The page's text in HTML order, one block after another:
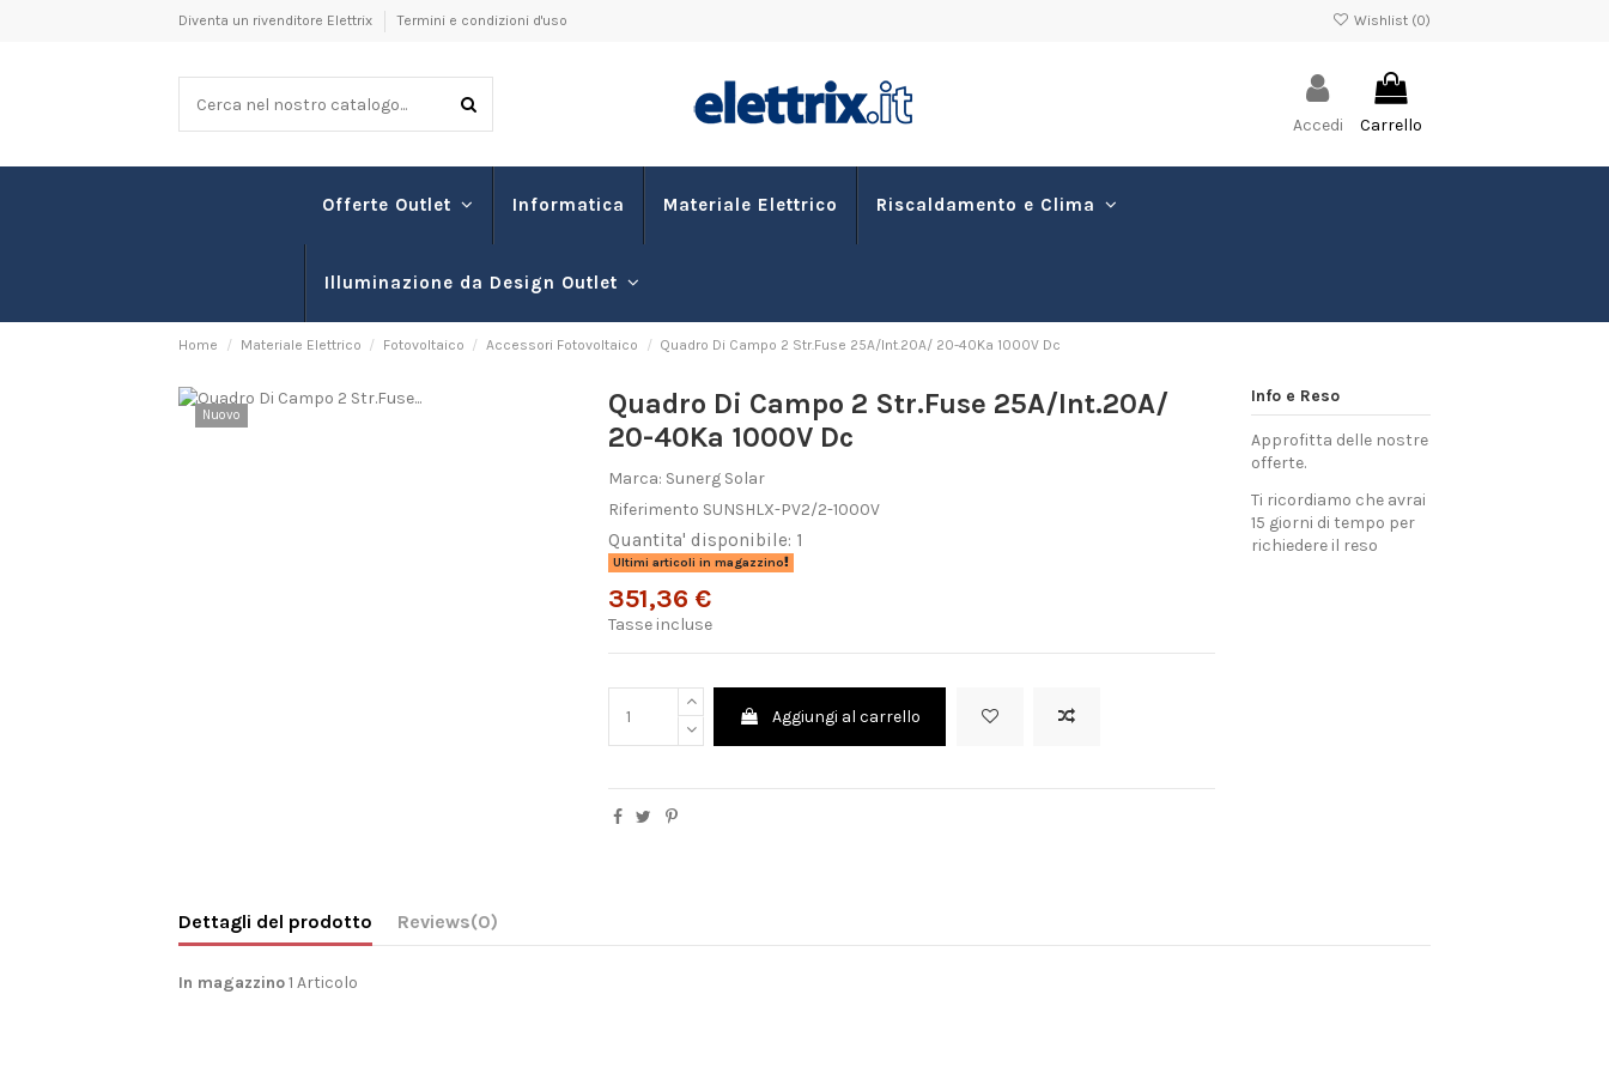
Diventa un rivenditore Elettrix Termini e condizioni d'uso Wishlist (0)
Accedi Carrello
Offerte Outlet Informatica Materiale Elettrico Riscaldamento e Clima
Illuminazione da Design Outlet
Home Materiale Elettrico Fotovoltaico Accessori Fotovoltaico Quadro Di Campo 2 Str.Fuse 25A/Int.20A/ 20-40Ka 1000V Dc
Nuovo
Quadro Di Campo 2 Str.Fuse 25A/Int.20A/
20-40Ka 1000V Dc
Marca: Sunerg Solar
Riferimento SUNSHLX-PV2/2-1000V
Quantita' disponibile: 1
Ultimi articoli in magazzino
351,36 €
Tasse incluse
Aggiungi al carrello
Info e Reso
Approfitta delle nostre
offerte.
Ti ricordiamo che avrai
15 giorni di tempo per
richiedere il reso
Dettagli del prodotto Reviews(0)
In magazzino 1 Articolo